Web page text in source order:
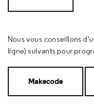
Nous vous conseillons
ligne) suivants pour
Makecode